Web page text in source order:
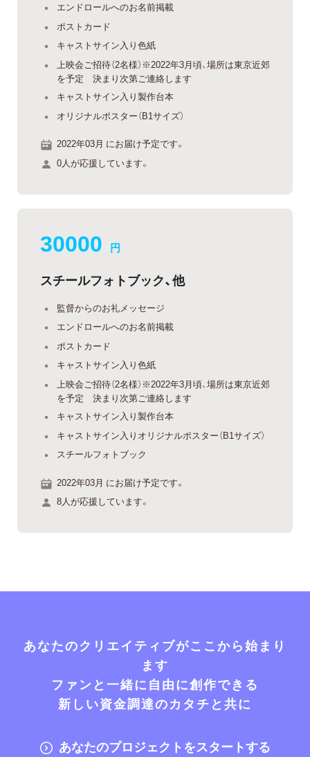
エンドロールへのお名前掲載
ポストカード
キャストサイン入り色紙
上映会ご招待（2名様）※2022年3月頃、場所は東京近郊
を予定 決まり次第ご連絡します
キャストサイン入り製作台本
オリジナルポスター（B1サイズ）
2022年03月 にお届け予定です。
0人が応援しています。
30000 円
スチールフォトブック、他
監督からのお礼メッセージ
エンドロールへのお名前掲載
ポストカード
キャストサイン入り色紙
上映会ご招待（2名様）※2022年3月頃、場所は東京近郊
を予定 決まり次第ご連絡します
キャストサイン入り製作台本
キャストサイン入りオリジナルポスター（B1サイズ）
スチールフォトブック
2022年03月 にお届け予定です。
8人が応援しています。
あなたのクリエイティブがここから始まり
ます
ファンと一緒に自由に創作できる
新しい資金調達のカタチと共に
あなたのプロジェクトをスタートする